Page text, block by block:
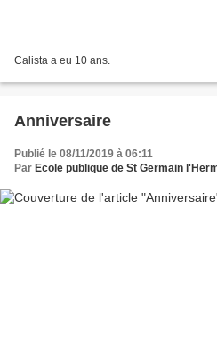
Calista a eu 10 ans.
Anniversaire
Publié le 08/11/2019 à 06:11
Par Ecole publique de St Germain